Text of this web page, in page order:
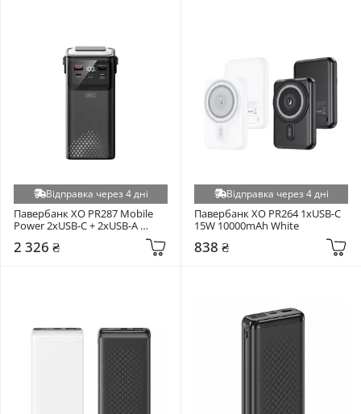
Відправка через 4 дні
Павербанк XO PR287 Mobile
Power 2xUSB-C + 2xUSB-A
2 326 ₴
Відправка через 4 дні
Павербанк XO PR264 1xUSB-C
15W 10000mAh White
838 ₴